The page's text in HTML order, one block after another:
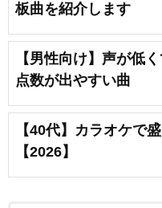
板曲を紹介します
【男性向け】声が低
点数が出やすい曲
【40代】カラオケで
【2026】